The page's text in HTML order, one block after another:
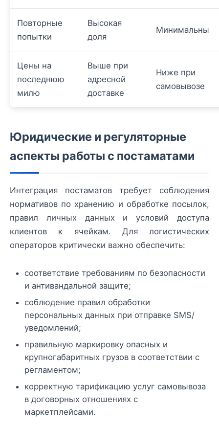
Повторные
попытки
Высокая
доля
Минимальны
Цены на
последнюю
милю
Выше при
адресной
доставке
Ниже при
самовывозе
Юридические и регуляторные
аспекты работы с постаматами
Интеграция постаматов требует соблюдения
нормативов по хранению и обработке посылок,
правил личных данных и условий доступа
клиентов к ячейкам. Для логистических
операторов критически важно обеспечить:
соответствие требованиям по безопасности
и антивандальной защите;
соблюдение правил обработки
персональных данных при отправке SMS/
уведомлений;
правильную маркировку опасных и
крупногабаритных грузов в соответствии с
регламентом;
корректную тарификацию услуг самовывоза
в договорных отношениях с
маркетплейсами.